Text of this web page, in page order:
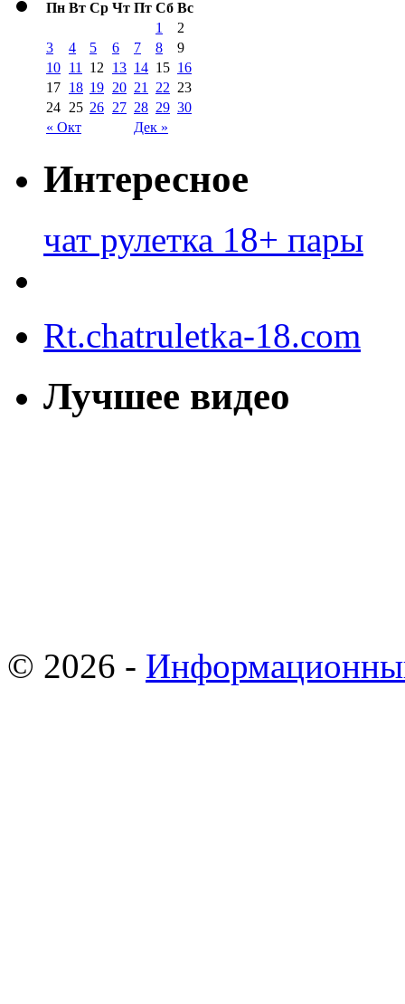
Пн Вт Ср Чт Пт Сб Вс
« Окт Дек »
1
2
3
4 5 6 7 8
9
10 11 12 13 14 15 16
17 18 19 20 21 22 23
24 25 26 27 28 29 30
Интересное
чат рулетка 18+ пары
Rt.chatruletka-18.com
Лучшее видео
© 2026 -